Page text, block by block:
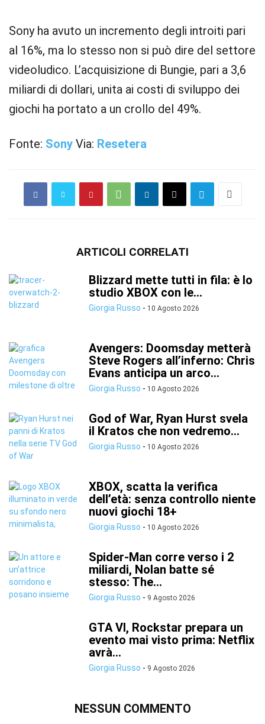
Sony ha avuto un incremento degli introiti pari
al 16%, ma lo stesso non si può dire del settore
videoludico. L’acquisizione di Bungie, pari a 3,6
miliardi di dollari, unita ai costi di sviluppo dei
giochi ha portato a un crollo del 49%.
Fonte: Sony Via: Resetera
ARTICOLI CORRELATI
Blizzard mette tutti in fila: è lo
studio XBOX con le...
Giorgia Russo - 10 Agosto 2026
Avengers: Doomsday metterà
Steve Rogers all’inferno: Chris
Evans anticipa un arco...
Giorgia Russo - 10 Agosto 2026
God of War, Ryan Hurst svela
il Kratos che non vedremo...
Giorgia Russo - 10 Agosto 2026
XBOX, scatta la verifica
dell’età: senza controllo niente
nuovi giochi 18+
Giorgia Russo - 10 Agosto 2026
Spider-Man corre verso i 2
miliardi, Nolan batte sé
stesso: The...
Giorgia Russo - 9 Agosto 2026
GTA VI, Rockstar prepara un
evento mai visto prima: Netflix
avrà...
Giorgia Russo - 9 Agosto 2026
NESSUN COMMENTO